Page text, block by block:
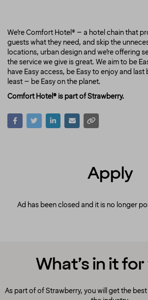
We’re Comfort Hotel® – a hotel chain that
guests what they need, and skip the
locations, urban design and we’re offering
the service we give is great. We aim to be
have Easy access, be Easy to enjoy and
least – be Easy on the planet.
Comfort Hotel® is part of Strawberry.
Apply
Ad has been closed and it is no longer
What’s in it
As part of of Strawberry, you will get the